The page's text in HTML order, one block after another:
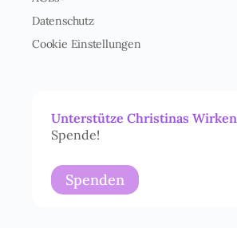
Datenschutz
Cookie Einstellungen
Unterstütze Christinas Wirken
Spende!
Spenden